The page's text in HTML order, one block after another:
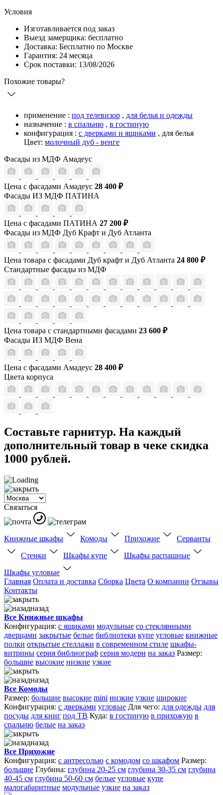
Условия
Изготавливается под заказ
Выезд замерщика: бесплатно
Доставка: Бесплатно по Москве
Гарантия: 24 месяца
Срок поставки: 13/08/2026
Похожие товары?
применение : под телевизор , для белья и одежды
назначение : в спальню , в гостиную
конфигурация : с дверками и ящиками , для белья
Цвет: молочный дуб - венге
Фасады из МДФ Амадеус
Цена с фасадами Амадеус 28 400 ₽
Фасады ИЗ МДФ ПАТИНА
Цена с фасадами ПАТИНА 27 200 ₽
Фасады из МДФ Дуб Крафт и Дуб Атланта
Цена товара с фасадами Дуб крафт и Дуб Атланта 24 800 ₽
Стандартные фасады из МДФ
Цена товара с стандартными фасадами 23 600 ₽
Фасады ИЗ МДФ Вена
Цена с фасадами Амадеус 28 400 ₽
Цвета корпуса
Составьте гарнитур. На каждый
дополнительный товар в чеке скидка
1000 рублей.
Связаться
Книжные шкафы Комоды Прихожие
Серванты
Стенки
Шкафы купе
Шкафы распашные
Шкафы угловые
Главная Оплата и доставка Сборка Цвета О компании Отзывы
Контакты
назад
Все Книжные шкафы
Конфигурация: с ящиками модульные со стеклянными
дверцами закрытые белые библиотеки купе угловые книжные
полки открытые стеллажи в современном стиле шкафы-
витрины серия библиограф серия модерн на заказ Размер:
большие высокие низкие узкие
назад
Все Комоды
Размер: большие высокие mini низкие узкие широкие
Конфигурация: с дверками угловые Для чего: для одежды для
посуды для книг под ТВ Куда: в гостиную в прихожую в
спальню белые на заказ
назад
Все Прихожие
Конфигурация: с антресолью с комодом со шкафом Размер:
большие Глубина: глубина 20-25 см глубина 30-35 см глубина
40-45 см глубина 50-60 см белые угловые купе
малогабаритные модульные узкие на заказ